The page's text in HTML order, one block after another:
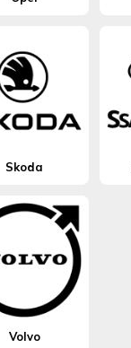
Skoda
Volvo